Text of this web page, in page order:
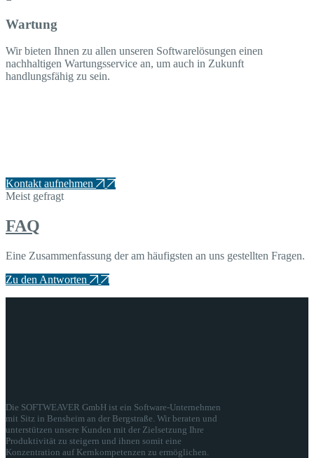
Wartung
Wir bieten Ihnen zu allen unseren Softwarelösungen einen
nachhaltigen Wartungsservice an, um auch in Zukunft
handlungsfähig zu sein.
Kontakt aufnehmen
Meist gefragt
FAQ
Eine Zusammenfassung der am häufigsten an uns gestellten Fragen.
Zu den Antworten
Die SOFTWEAVER GmbH ist ein Software-Unternehmen
mit Sitz in Bensheim an der Bergstraße. Wir beraten und
unterstützen unsere Kunden mit der Zielsetzung Ihre
Produktivität zu steigern und ihnen somit eine
Konzentration auf Kernkompetenzen zu ermöglichen.